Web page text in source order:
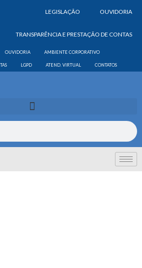
LEGISLAÇÃO OUVIDORIA
TRANSPARÊNCIA E PRESTAÇÃO DE CONTAS
OUVIDORIA AMBIENTE CORPORATIVO
LGPD ATEND. VIRTUAL CONTATOS